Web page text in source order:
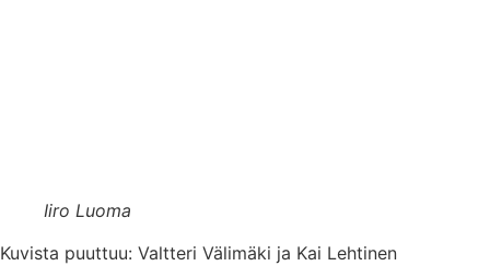
Iiro Luoma
Kuvista puuttuu: Valtteri Välimäki ja Kai Lehtinen